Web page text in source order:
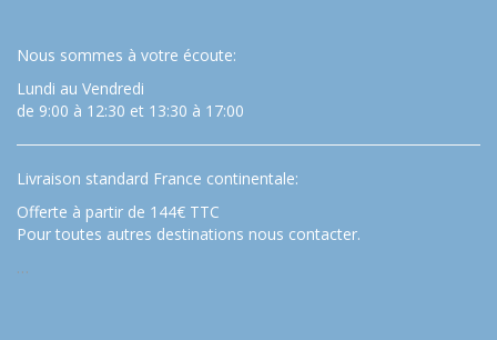
Nous sommes à votre écoute:
Lundi au Vendredi
de 9:00 à 12:30 et 13:30 à 17:00
Livraison standard France continentale:
Offerte à partir de 144€ TTC
Pour toutes autres destinations nous contacter.
…